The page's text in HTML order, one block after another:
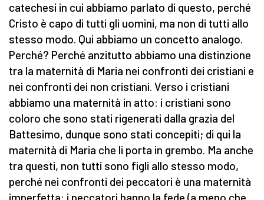
catechesi in cui abbiamo parlato di questo, perché
Cristo è capo di tutti gli uomini, ma non di tutti allo
stesso modo. Qui abbiamo un concetto analogo.
Perché? Perché anzitutto abbiamo una distinzione
tra la maternità di Maria nei confronti dei cristiani e
nei confronti dei non cristiani. Verso i cristiani
abbiamo una maternità in atto: i cristiani sono
coloro che sono stati rigenerati dalla grazia del
Battesimo, dunque sono stati concepiti; di qui la
maternità di Maria che li porta in grembo. Ma anche
tra questi, non tutti sono figli allo stesso modo,
perché nei confronti dei peccatori è una maternità